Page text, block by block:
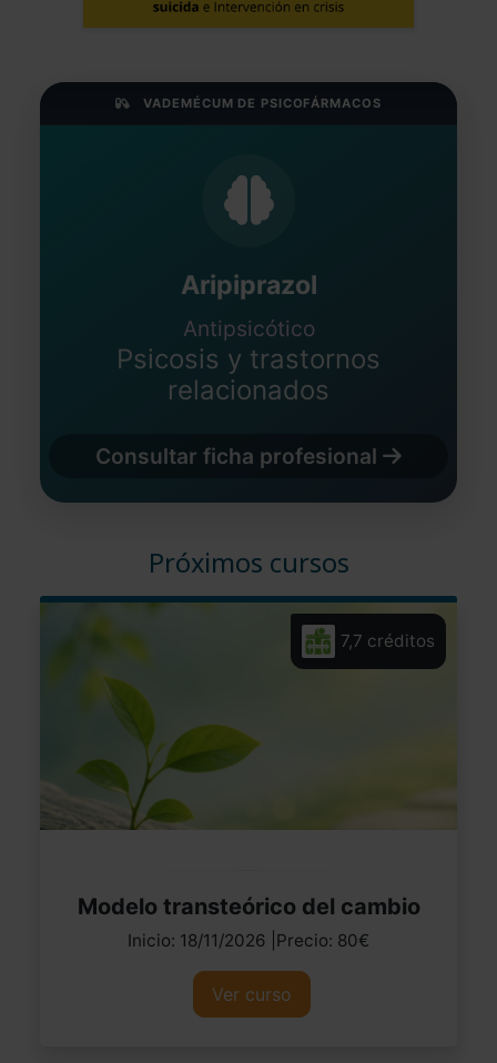
VADEMÉCUM DE PSICOFÁRMACOS
Aripiprazol
Antipsicótico
Psicosis y trastornos
relacionados
Consultar ficha profesional
Próximos cursos
7,7 créditos
Modelo transteórico del cambio
Inicio: 18/11/2026 |Precio: 80€
Ver curso